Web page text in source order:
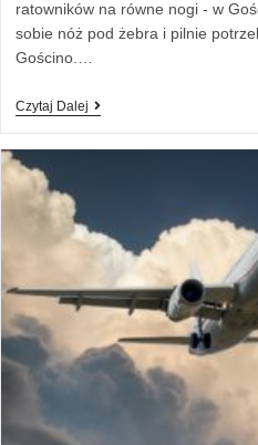
ratowników na równe nogi - w
sobie nóż pod żebra i pilnie
Gościno.…
Czytaj Dalej